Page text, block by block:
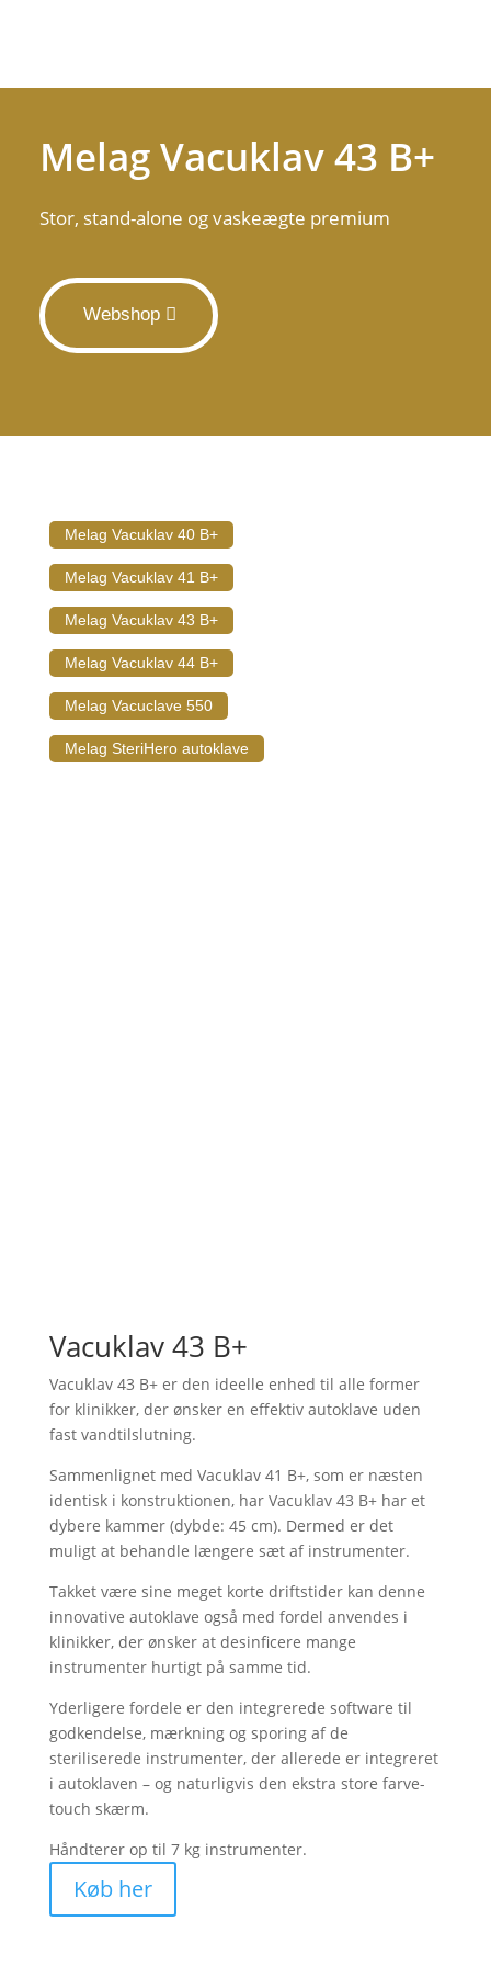
Melag Vacuklav 43 B+
Stor, stand-alone og vaskeægte premium
Webshop
Melag Vacuklav 40 B+
Melag Vacuklav 41 B+
Melag Vacuklav 43 B+
Melag Vacuklav 44 B+
Melag Vacuclave 550
Melag SteriHero autoklave
Vacuklav 43 B+
Vacuklav 43 B+ er den ideelle enhed til alle former
for klinikker, der ønsker en effektiv autoklave uden
fast vandtilslutning.
Sammenlignet med Vacuklav 41 B+, som er næsten
identisk i konstruktionen, har Vacuklav 43 B+ har et
dybere kammer (dybde: 45 cm). Dermed er det
muligt at behandle længere sæt af instrumenter.
Takket være sine meget korte driftstider kan denne
innovative autoklave også med fordel anvendes i
klinikker, der ønsker at desinficere mange
instrumenter hurtigt på samme tid.
Yderligere fordele er den integrerede software til
godkendelse, mærkning og sporing af de
steriliserede instrumenter, der allerede er integreret
i autoklaven – og naturligvis den ekstra store farve-
touch skærm.
Håndterer op til 7 kg instrumenter.
Køb her